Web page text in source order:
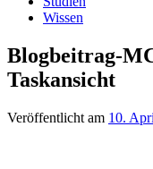
Wissen
Blogbeitrag-
Taskansicht
Veröffentlicht am 10.